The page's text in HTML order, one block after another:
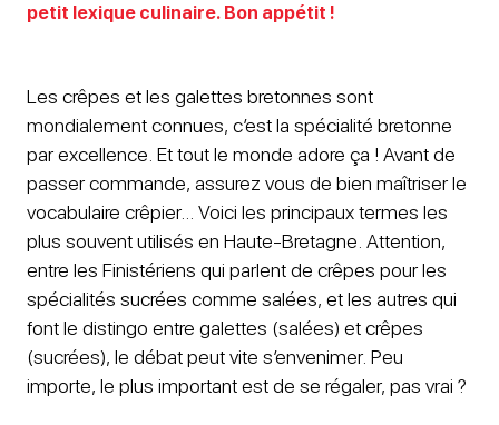
petit lexique culinaire. Bon appétit !
Les crêpes et les galettes bretonnes sont
mondialement connues, c’est la spécialité bretonne
par excellence. Et tout le monde adore ça ! Avant de
passer commande, assurez vous de bien maîtriser le
vocabulaire crêpier… Voici les principaux termes les
plus souvent utilisés en Haute-Bretagne. Attention,
entre les Finistériens qui parlent de crêpes pour les
spécialités sucrées comme salées, et les autres qui
font le distingo entre galettes (salées) et crêpes
(sucrées), le débat peut vite s’envenimer. Peu
importe, le plus important est de se régaler, pas vrai ?